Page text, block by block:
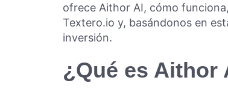
ofrece Aithor AI, cómo
Textero.io y, basándonos en
inversión.
¿Qué es Aithor